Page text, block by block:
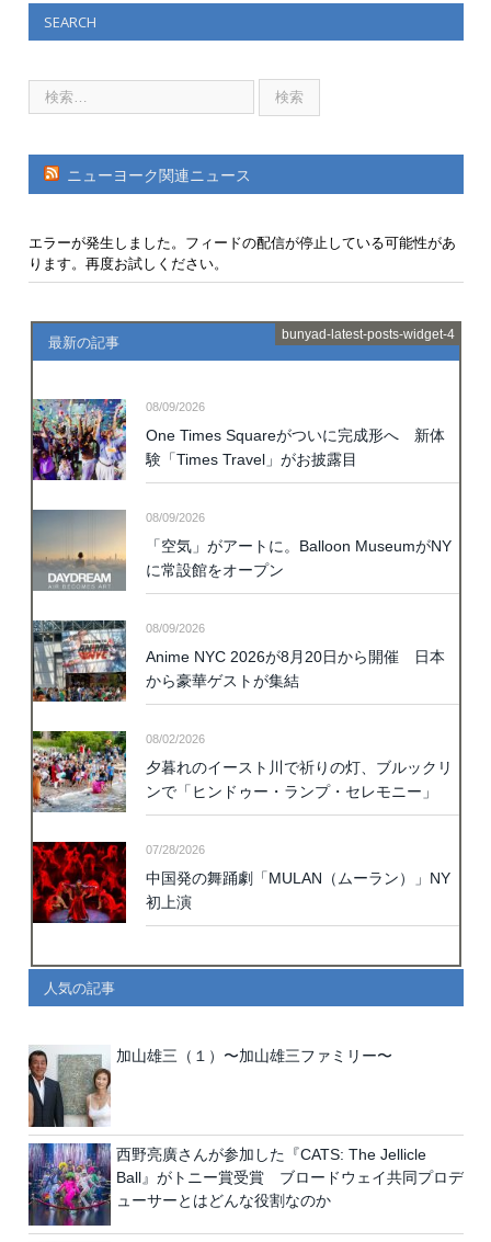
SEARCH
ニューヨーク関連ニュース
エラーが発生しました。フィードの配信が停止している可能性があ
ります。再度お試しください。
bunyad-latest-posts-widget-4
最新の記事
08/09/2026
One Times Squareがついに完成形へ 新体
験「Times Travel」がお披露目
08/09/2026
「空気」がアートに。Balloon MuseumがNY
に常設館をオープン
08/09/2026
Anime NYC 2026が8月20日から開催 日本
から豪華ゲストが集結
08/02/2026
夕暮れのイースト川で祈りの灯、ブルックリ
ンで「ヒンドゥー・ランプ・セレモニー」
07/28/2026
中国発の舞踊劇「MULAN（ムーラン）」NY
初上演
人気の記事
加山雄三（１）〜加山雄三ファミリー〜
西野亮廣さんが参加した『CATS: The Jellicle
Ball』がトニー賞受賞 ブロードウェイ共同プロデ
ューサーとはどんな役割なのか